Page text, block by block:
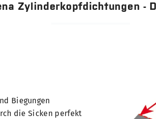
Zylinderkopfdichtungen -
Biegungen
die Sicken perfekt